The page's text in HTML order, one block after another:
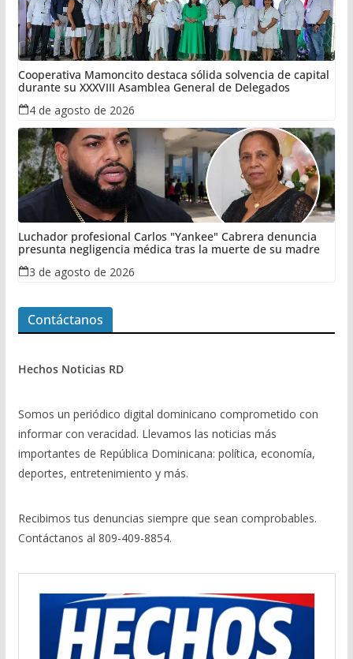
Cooperativa Mamoncito destaca sólida solvencia de capital
durante su XXXVIII Asamblea General de Delegados
4 de agosto de 2026
Luchador profesional Carlos "Yankee" Cabrera denuncia
presunta negligencia médica tras la muerte de su madre
3 de agosto de 2026
Contáctanos
Hechos Noticias RD
Somos un periódico digital dominicano comprometido con
informar con veracidad. Llevamos las noticias más
importantes de República Dominicana: política, economía,
deportes, entretenimiento y más.
Recibimos tus denuncias siempre que sean comprobables.
Contáctanos al 809-409-8854.